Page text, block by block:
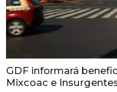
GDF informará
Mixcoac e